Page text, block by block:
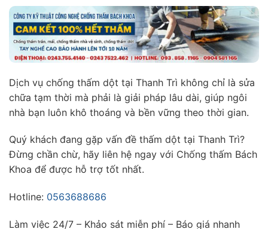
Dịch vụ chống thấm dột tại Thanh Trì không chỉ là sửa
chữa tạm thời mà phải là giải pháp lâu dài, giúp ngôi
nhà bạn luôn khô thoáng và bền vững theo thời gian.
Quý khách đang gặp vấn đề thấm dột tại Thanh Trì?
Đừng chần chừ, hãy liên hệ ngay với Chống thấm Bách
Khoa để được hỗ trợ tốt nhất.
Hotline: 0563688686
Làm việc 24/7 – Khảo sát miễn phí – Báo giá nhanh